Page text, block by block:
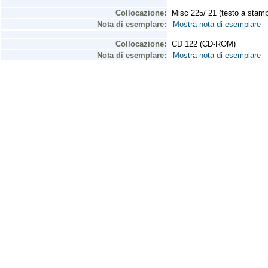
Collocazione:
Misc 225/ 21 (testo a
Nota di esemplare:
Mostra nota di esemplare
Collocazione:
CD 122 (CD-ROM)
Nota di esemplare:
Mostra nota di esemplare